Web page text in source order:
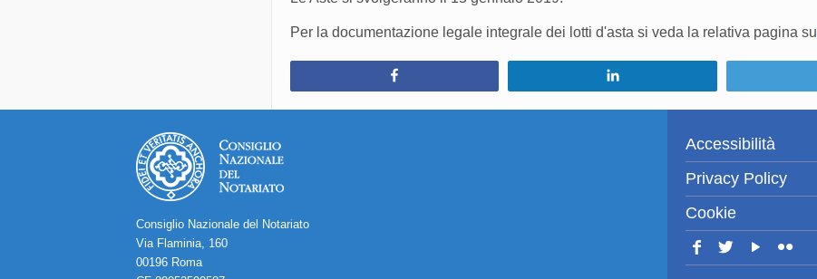
Per la documentazione legale integrale dei lotti d'asta si veda la relativa pagina su
Accessibilità
Privacy Policy
Cookie
Consiglio Nazionale del Notariato
Via Flaminia, 160
00196 Roma